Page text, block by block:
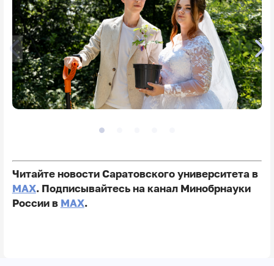
Читайте новости Саратовского университета в
MAX. Подписывайтесь на канал Минобрнауки
России в MAX.